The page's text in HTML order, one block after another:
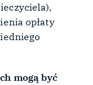
opłaty
mogą być